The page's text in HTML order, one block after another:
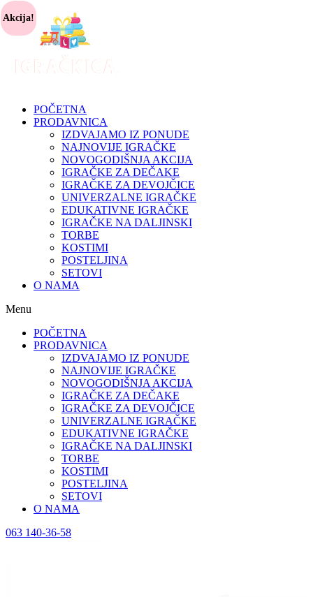
POČETNA
PRODAVNICA
IZDVAJAMO IZ PONUDE
NAJNOVIJE IGRAČKE
NOVOGODIŠNJA AKCIJA
IGRAČKE ZA DEČAKE
IGRAČKE ZA DEVOJČICE
UNIVERZALNE IGRAČKE
EDUKATIVNE IGRAČKE
IGRAČKE NA DALJINSKI
TORBE
KOSTIMI
POSTELJINA
SETOVI
O NAMA
Menu
POČETNA
PRODAVNICA
IZDVAJAMO IZ PONUDE
NAJNOVIJE IGRAČKE
NOVOGODIŠNJA AKCIJA
IGRAČKE ZA DEČAKE
IGRAČKE ZA DEVOJČICE
UNIVERZALNE IGRAČKE
EDUKATIVNE IGRAČKE
IGRAČKE NA DALJINSKI
TORBE
KOSTIMI
POSTELJINA
SETOVI
O NAMA
063 140-36-58
Akcija!